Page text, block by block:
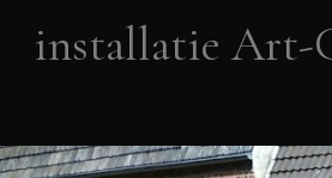
installatie Art-